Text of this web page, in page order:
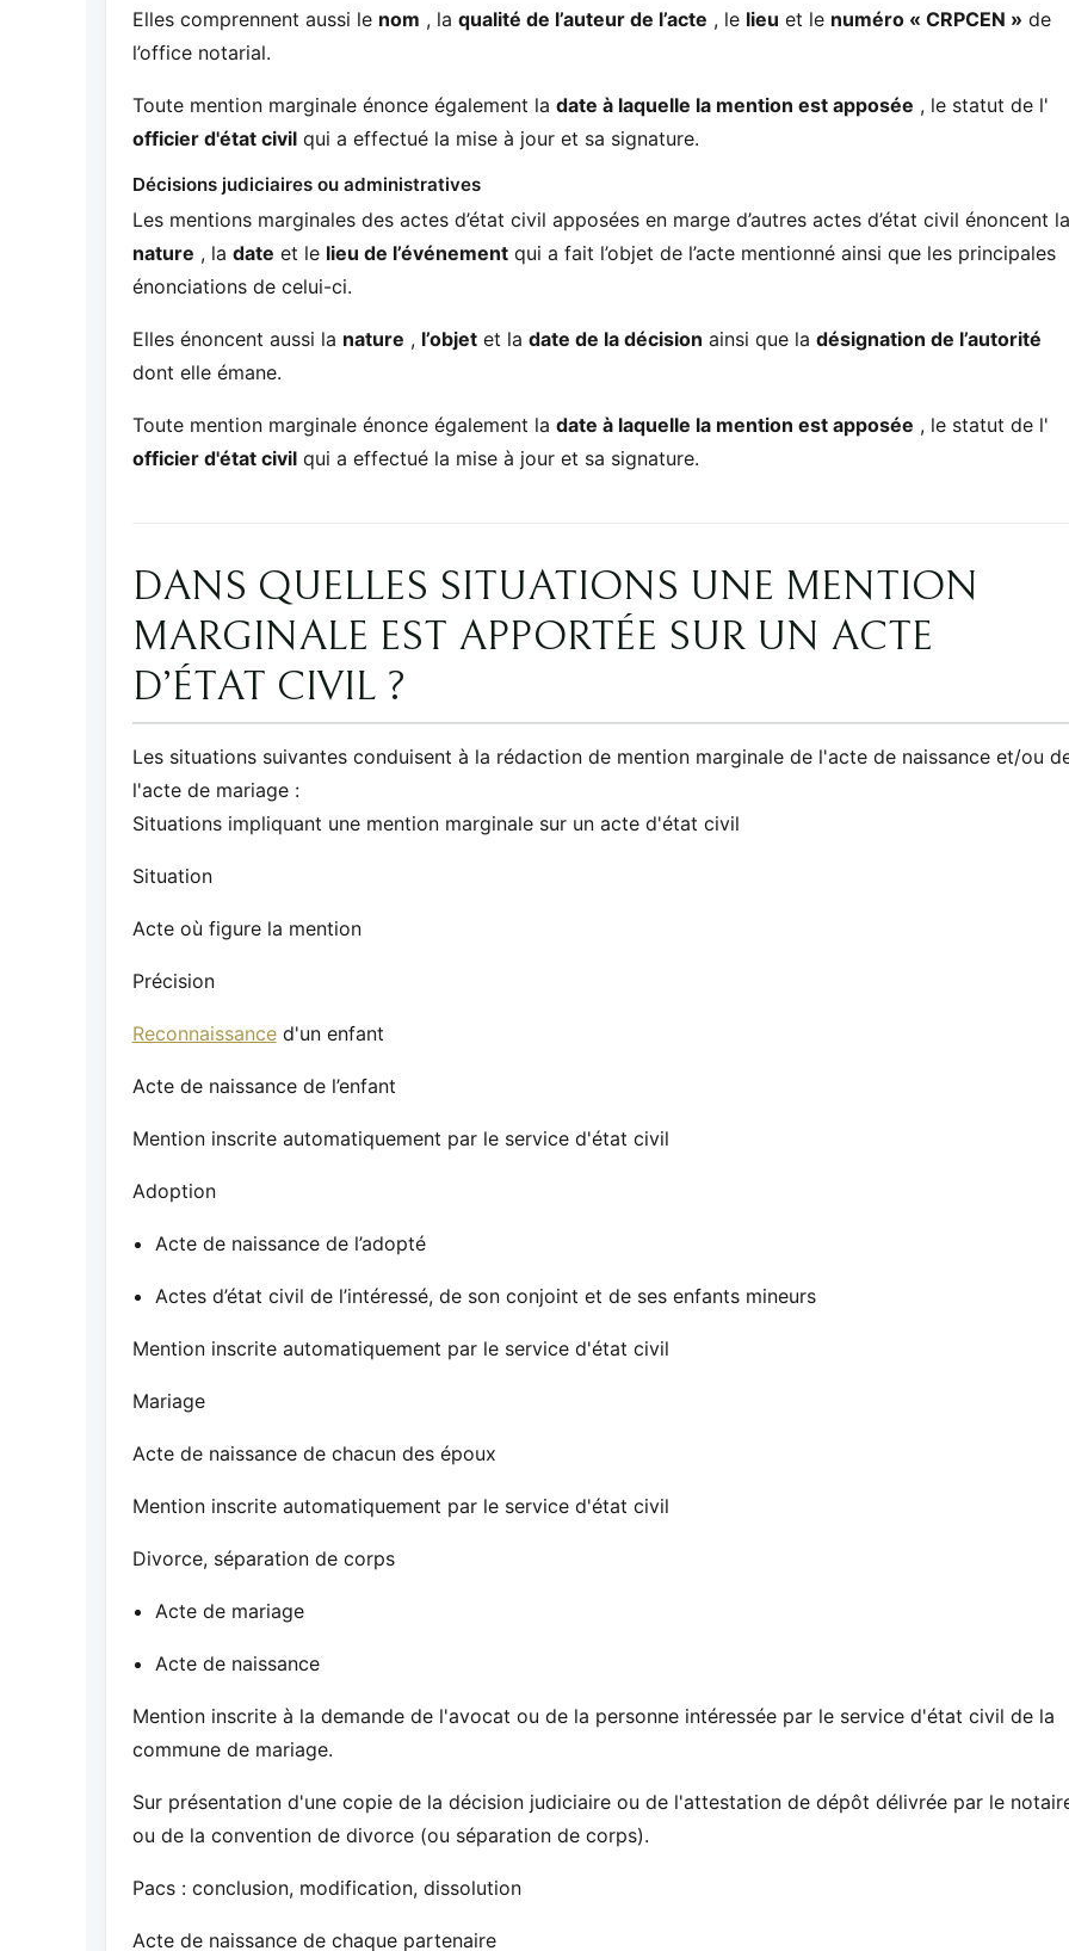
Elles comprennent aussi le nom , la qualité de l’auteur de l’acte , le lieu et le numéro « CRPCEN » de
l’office notarial.
Toute mention marginale énonce également la date à laquelle la mention est apposée , le statut de l'
officier d'état civilqui a effectué la mise à jour et sa signature.
Décisions judiciaires ou administratives
Les mentions marginales des actes d’état civil apposées en marge d’autres actes d’état civil énoncent la
nature , la date et le lieu de l’événementqui a fait l’objet de l’acte mentionné ainsi que les principales
énonciations de celui-ci.
Elles énoncent aussi la nature , l’objetet la date de la décision ainsi que la désignation de l’autorité
dont elle émane.
Toute mention marginale énonce également la date à laquelle la mention est apposée , le statut de l'
officier d'état civilqui a effectué la mise à jour et sa signature.
DANS QUELLES SITUATIONS UNE MENTION
MARGINALE EST APPORTÉE SUR UN ACTE
D’ÉTAT CIVIL ?
Les situations suivantes conduisent à la rédaction de mention marginale de l'acte de naissance et/ou
l'acte de mariage :
Situations impliquant une mention marginale sur un acte d'état civil
Situation
Acte où figure la mention
Précision
Reconnaissanced'un enfant
Acte de naissance de l’enfant
Mention inscrite automatiquement par le service d'état civil
Adoption
Acte de naissance de l’adopté
Actes d’état civil de l’intéressé, de son conjoint et de ses enfants mineurs
Mention inscrite automatiquement par le service d'état civil
Mariage
Acte de naissance de chacun des époux
Mention inscrite automatiquement par le service d'état civil
Divorce, séparation de corps
Acte de mariage
Acte de naissance
Mention inscrite à la demande de l'avocat ou de la personne intéressée par le service d'état civil de la
commune de mariage.
Sur présentation d'une copie de la décision judiciaire ou de l'attestation de dépôt délivrée par le
ou de la convention de divorce (ou séparation de corps).
Pacs : conclusion, modification, dissolution
Acte de naissance de chaque partenaire